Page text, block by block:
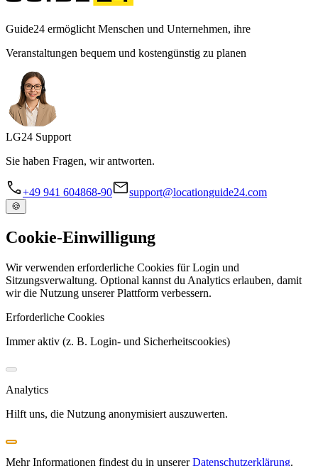
Guide24 ermöglicht Menschen und Unternehmen, ihre
Veranstaltungen bequem und kostengünstig zu planen
LG24 Support
Sie haben Fragen, wir antworten.
+49 941 604868-90 support@locationguide24.com
🍪
Cookie-Einwilligung
Wir verwenden erforderliche Cookies für Login und
Sitzungsverwaltung. Optional kannst du Analytics erlauben, damit
wir die Nutzung unserer Plattform verbessern.
Erforderliche Cookies
Immer aktiv (z. B. Login- und Sicherheitscookies)
Analytics
Hilft uns, die Nutzung anonymisiert auszuwerten.
Mehr Informationen findest du in unserer Datenschutzerklärung.